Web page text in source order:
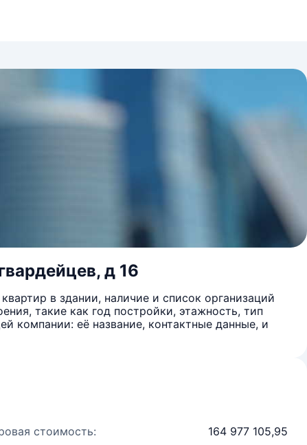
д 16
в здании, наличие и список организаций
такие как год постройки, этажность, тип
компании: её название, контактные данные, и
стоимость: 164 977 105,95